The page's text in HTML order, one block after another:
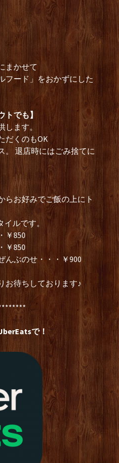
まかせて
フード」をおかずにした
トでも】
ます。
だくのもOK
。 退店時にはごみ捨てに
らお好みでご飯の上にト
イルです。
￥850
￥850
んぶのせ・・・￥900
お待ちしております♪
で！